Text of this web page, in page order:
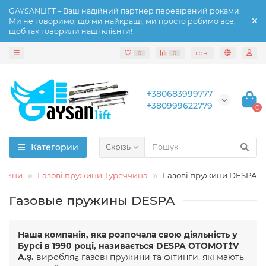
GAYSANLIFT – Ваш надійний партнер перевірений роками.
Ми не говоримо, що ми найкращі, ми просто робимо все,
щоб так говорили наші клієнти!
0 0 грн.
+380683999777
+380999622779
0
Категории Скрізь
Газові пружини Туреччина Газові пружини DESPA
Газовые пружины DESPA
Наша компанія, яка розпочала свою діяльність у
Бурсі в 1990 році, називається DESPA OTOMOTİV
A.Ş. виробляє газові пружини та фітинги, які мають